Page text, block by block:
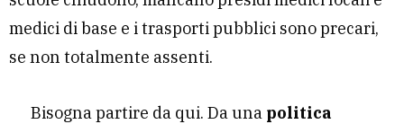
medici di base e i trasporti pubblici sono precari,
se non totalmente assenti.
Bisogna partire da qui. Da una politica